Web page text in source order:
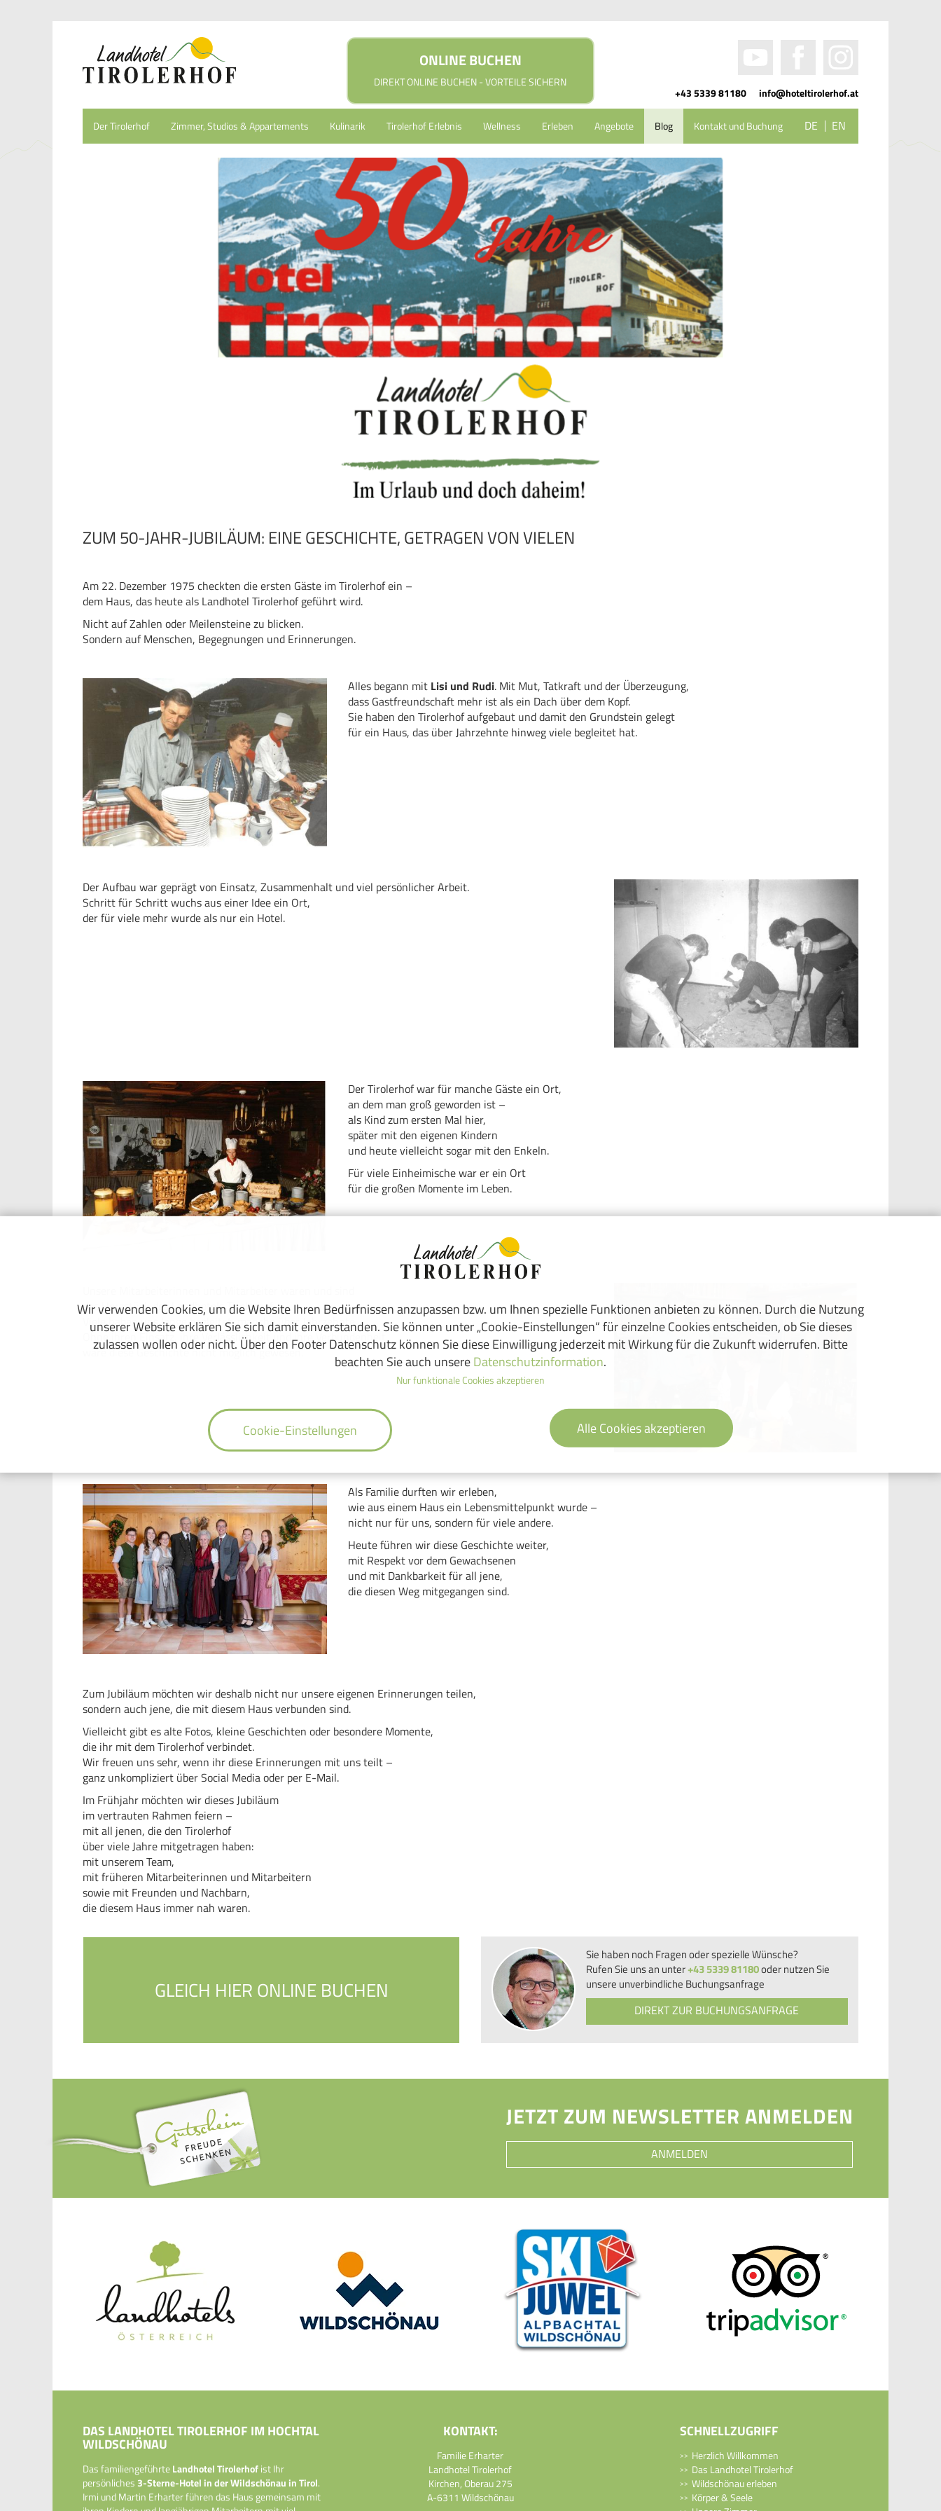
ONLINE BUCHEN
DIREKT ONLINE BUCHEN - VORTEILE SICHERN
+43 5339 81180 info@hoteltirolerhof.at
Der Tirolerhof Zimmer, Studios & Appartements Kulinarik Tirolerhof Erlebnis Wellness Erleben Angebote Blog Kontakt und Buchung DE EN
ZUM 50-JAHR-JUBILÄUM: EINE GESCHICHTE, GETRAGEN VON VIELEN
Am 22. Dezember 1975 checkten die ersten Gäste im Tirolerhof ein –
dem Haus, das heute als Landhotel Tirolerhof geführt wird.
Nicht auf Zahlen oder Meilensteine zu blicken.
Sondern auf Menschen, Begegnungen und Erinnerungen.
Alles begann mit Lisi und Rudi. Mit Mut, Tatkraft und der Überzeugung,
dass Gastfreundschaft mehr ist als ein Dach über dem Kopf.
Sie haben den Tirolerhof aufgebaut und damit den Grundstein gelegt
für ein Haus, das über Jahrzehnte hinweg viele begleitet hat.
Der Aufbau war geprägt von Einsatz, Zusammenhalt und viel persönlicher Arbeit.
Schritt für Schritt wuchs aus einer Idee ein Ort,
der für viele mehr wurde als nur ein Hotel.
Der Tirolerhof war für manche Gäste ein Ort,
an dem man groß geworden ist –
als Kind zum ersten Mal hier,
später mit den eigenen Kindern
und heute vielleicht sogar mit den Enkeln.
Für viele Einheimische war er ein Ort
für die großen Momente im Leben.
das Herzstück des Landhotels Tirolerhof.
Viele haben uns lange begleitet, manche über Jahrzehnte.
Ohne ihren Einsatz, ihre Verlässlichkeit und ihre Verbundenheit
wäre diese Geschichte nicht möglich gewesen.
Als Familie durften wir erleben,
wie aus einem Haus ein Lebensmittelpunkt wurde –
nicht nur für uns, sondern für viele andere.
Heute führen wir diese Geschichte weiter,
mit Respekt vor dem Gewachsenen
und mit Dankbarkeit für all jene,
die diesen Weg mitgegangen sind.
Zum Jubiläum möchten wir deshalb nicht nur unsere eigenen Erinnerungen teilen,
sondern auch jene, die mit diesem Haus verbunden sind.
Vielleicht gibt es alte Fotos, kleine Geschichten oder besondere Momente,
die ihr mit dem Tirolerhof verbindet.
Wir freuen uns sehr, wenn ihr diese Erinnerungen mit uns teilt –
ganz unkompliziert über Social Media oder per E-Mail.
Im Frühjahr möchten wir dieses Jubiläum
im vertrauten Rahmen feiern –
mit all jenen, die den Tirolerhof
über viele Jahre mitgetragen haben:
mit unserem Team,
mit früheren Mitarbeiterinnen und Mitarbeitern
sowie mit Freunden und Nachbarn,
die diesem Haus immer nah waren.
GLEICH HIER ONLINE BUCHEN
Sie haben noch Fragen oder spezielle Wünsche?
Rufen Sie uns an unter+43 5339 81180oder nutzen Sie
unsere unverbindliche Buchungsanfrage
DIREKT ZUR BUCHUNGSANFRAGE
JETZT ZUM NEWSLETTER ANMELDEN
ANMELDEN
DAS LANDHOTEL TIROLERHOF IM HOCHTAL
WILDSCHÖNAU
Das familiengeführteLandhotel Tirolerhofist Ihr
persönliches 3-Sterne-Hotel in der Wildschönau in Tirol.
Irmi und Martin Erharter führen das Haus gemeinsam mit
KONTAKT:
Familie Erharter
Landhotel Tirolerhof
Kirchen, Oberau 275
A-6311 Wildschönau
SCHNELLZUGRIFF
Herzlich Willkommen
Das Landhotel Tirolerhof
Wildschönau erleben
Körper & Seele
Wir verwenden Cookies, um die Website Ihren Bedürfnissen anzupassen bzw. um Ihnen spezielle Funktionen anbieten zu können. Durch die Nutzung
unserer Website erklären Sie sich damit einverstanden. Sie können unter „Cookie-Einstellungen“ für einzelne Cookies entscheiden, ob Sie dieses
zulassen wollen oder nicht. Über den Footer Datenschutz können Sie diese Einwilligung jederzeit mit Wirkung für die Zukunft widerrufen. Bitte
beachten Sie auch unsereDatenschutzinformation.
Nur funktionale Cookies akzeptieren
Cookie-Einstellungen Alle Cookies akzeptieren